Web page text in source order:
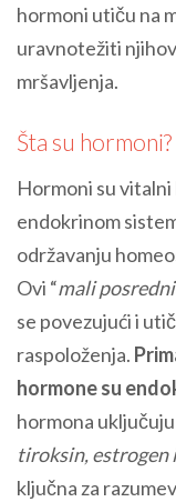
hormoni utiču na
uravnotežiti
mršavljenja.
Šta su hormoni?
Hormoni su vitalni
endokrinom
održavanju
Ovi “mali
se povezujući i
raspoloženja.
hormone su
hormona uključuju
tiroksin, estrogen
ključna za